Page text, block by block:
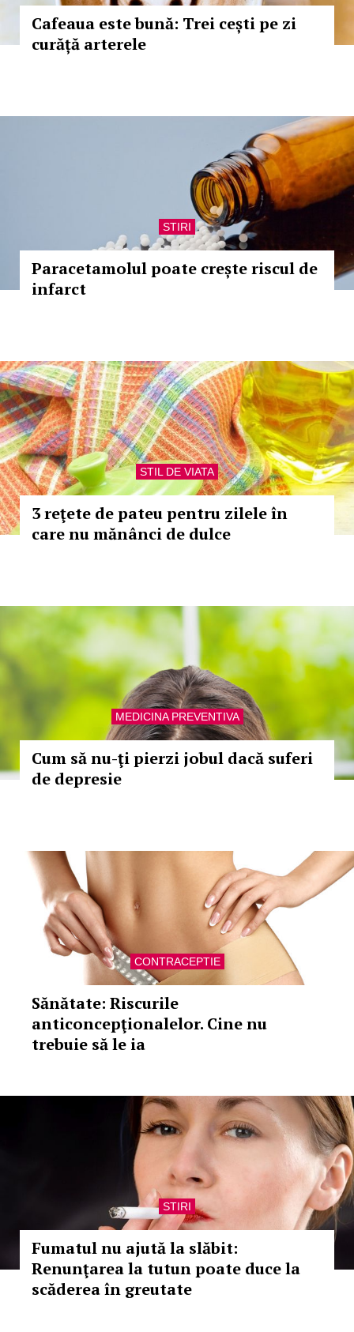
Cafeaua este bună: Trei cești pe zi
curăță arterele
STIRI
Paracetamolul poate crește riscul de
infarct
STIL DE VIATA
3 reţete de pateu pentru zilele în
care nu mănânci de dulce
MEDICINA PREVENTIVA
Cum să nu-ţi pierzi jobul dacă suferi
de depresie
CONTRACEPTIE
Sănătate: Riscurile
anticoncepţionalelor. Cine nu
trebuie să le ia
STIRI
Fumatul nu ajută la slăbit:
Renunţarea la tutun poate duce la
scăderea în greutate